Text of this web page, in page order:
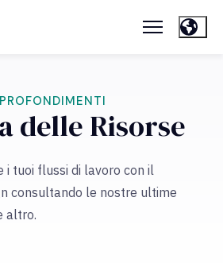
delle Risorse
i tuoi flussi di lavoro con il
consultando le nostre ultime
altro.